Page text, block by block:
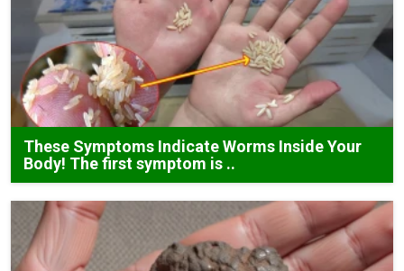
These Symptoms Indicate Worms Inside Your
Body! The first symptom is ..